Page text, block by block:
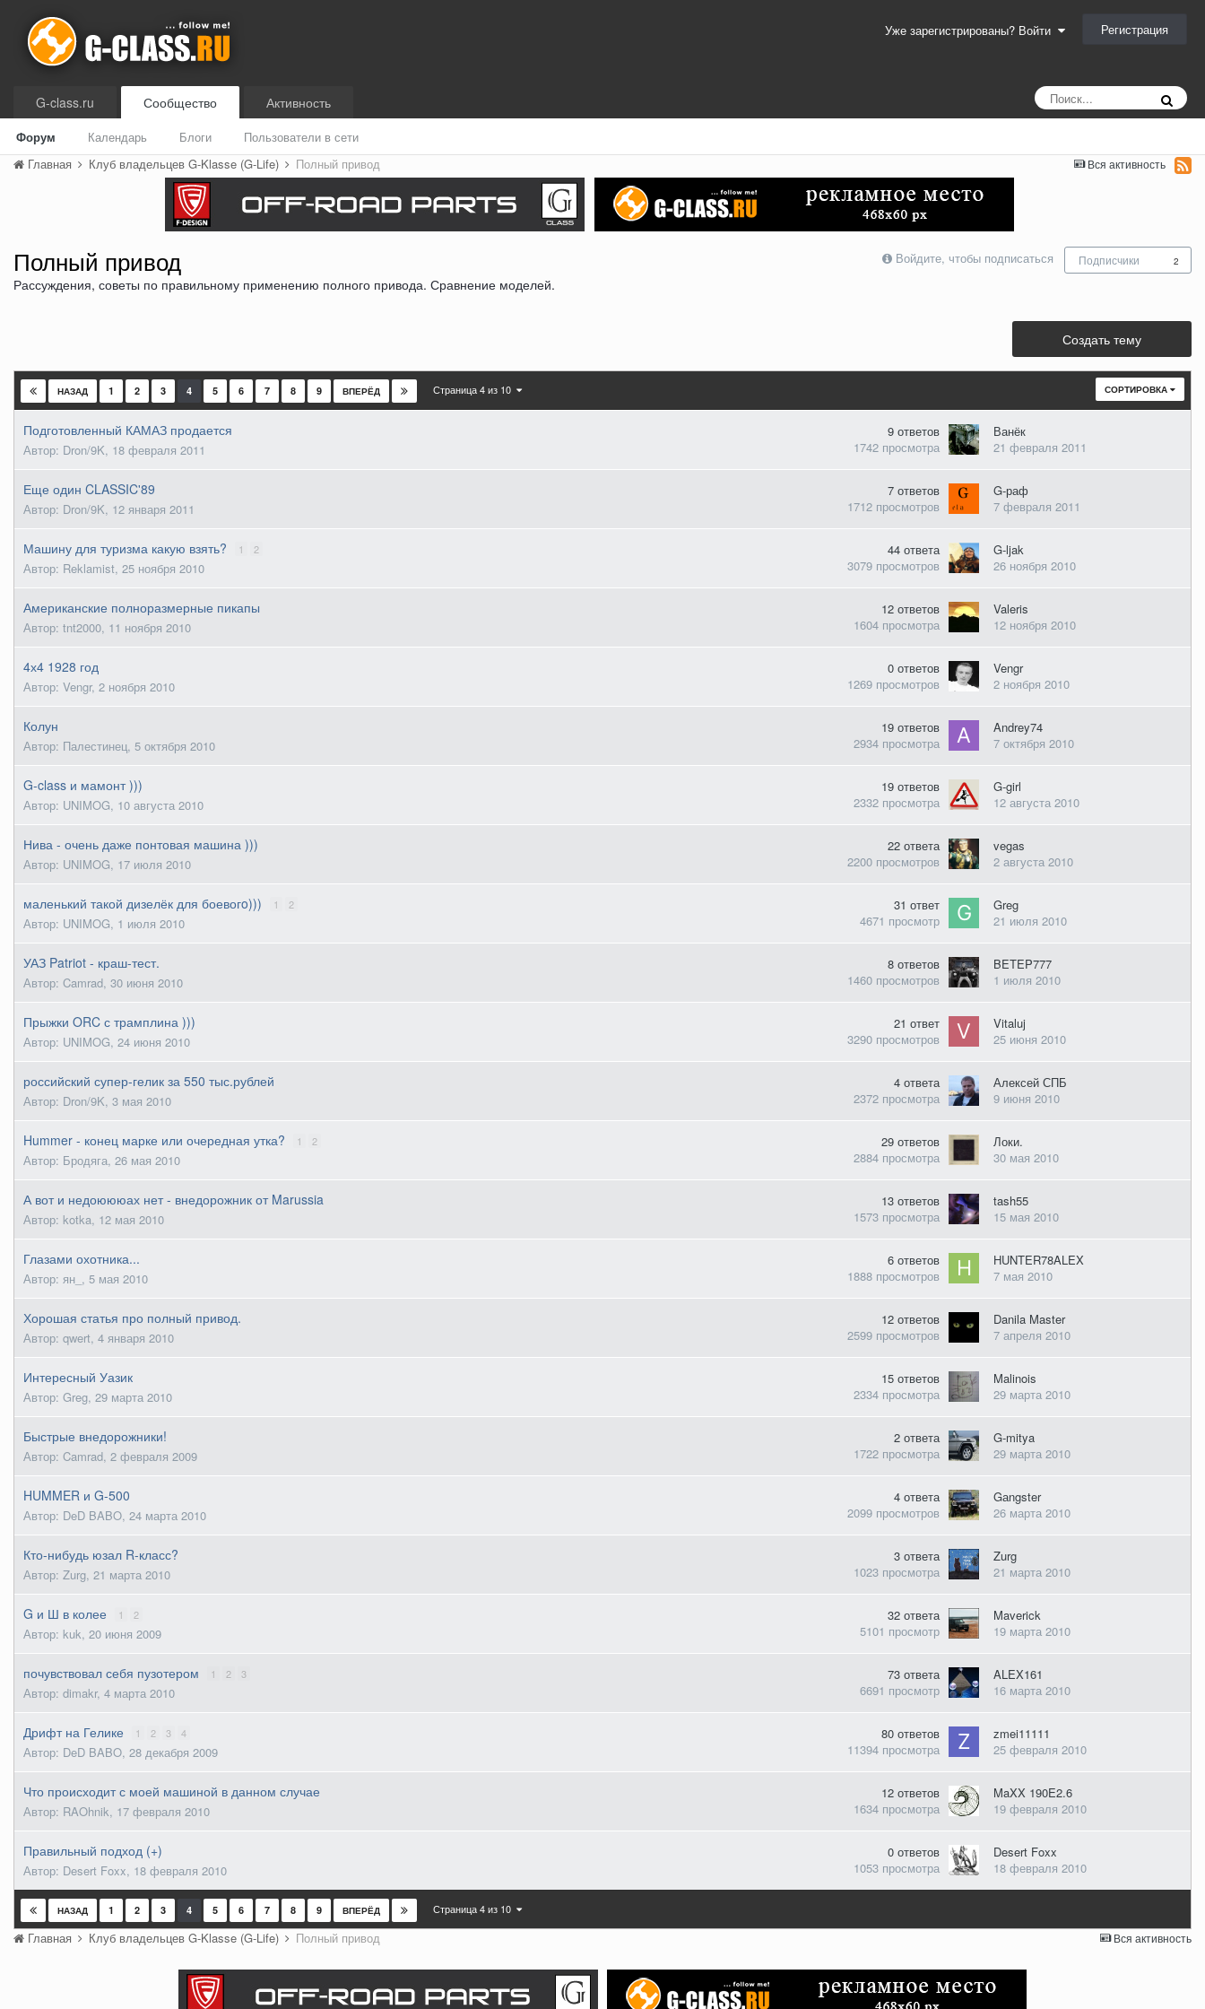
Уже зарегистрированы? Войти Регистрация
G-class.ru Сообщество
Форум Календарь Блоги Пользователи в сети
Активность
Вся активность
Главная Клуб владельцев G-Klasse (G-Life) Полный привод
Полный привод Войдите, чтобы подписаться Подписчики 2
Рассуждения, советы по правильному применению полного привода. Сравнение моделей.
Создать тему
СОРТИРОВКА
НАЗАД 1 2 3 4 5 6 7 8 9 ВПЕРЁД Страница 4 из 10
Подготовленный КАМАЗ продается
Автор: Dron/9K, 18 февраля 2011
9 ответов
1742 просмотра
Ванёк
21 февраля 2011
Еще один CLASSIC'89
Автор: Dron/9K, 12 января 2011
7 ответов
1712 просмотров
G-раф
7 февраля 2011
Машину для туризма какую взять? 1 2
Автор: Reklamist, 25 ноября 2010
44 ответа
3079 просмотров
G-ljak
26 ноября 2010
Американские полноразмерные пикапы
Автор: tnt2000, 11 ноября 2010
12 ответов
1604 просмотра
Valeris
12 ноября 2010
4х4 1928 год
Автор: Vengr, 2 ноября 2010
0 ответов
1269 просмотров
Vengr
2 ноября 2010
Колун
Автор: Палестинец, 5 октября 2010
19 ответов
2934 просмотра
Andrey74
7 октября 2010
G-class и мамонт )))
Автор: UNIMOG, 10 августа 2010
19 ответов
2332 просмотра
G-girl
12 августа 2010
Нива - очень даже понтовая машина )))
Автор: UNIMOG, 17 июля 2010
22 ответа
2200 просмотров
vegas
2 августа 2010
маленький такой дизелёк для боевогo))) 1 2
Автор: UNIMOG, 1 июля 2010
31 ответ
4671 просмотр
Greg
21 июля 2010
УАЗ Patriot - краш-тест.
Автор: Camrad, 30 июня 2010
8 ответов
1460 просмотров
BETEP777
1 июля 2010
Прыжки ORC с трамплина )))
Автор: UNIMOG, 24 июня 2010
21 ответ
3290 просмотров
Vitaluj
25 июня 2010
российский супер-гелик за 550 тыс.рублей
Автор: Dron/9K, 3 мая 2010
4 ответа
2372 просмотра
Алексей СПБ
9 июня 2010
Hummer - конец марке или очередная утка? 1 2
Автор: Бродяга, 26 мая 2010
29 ответов
2884 просмотра
Локи.
30 мая 2010
А вот и недоюююах нет - внедорожник от Marussia
Автор: kotka, 12 мая 2010
13 ответов
1573 просмотра
tash55
15 мая 2010
Глазами охотника...
Автор: ян_, 5 мая 2010
6 ответов
1888 просмотров
HUNTER78ALEX
7 мая 2010
Хорошая статья про полный привод.
Автор: qwert, 4 января 2010
12 ответов
2599 просмотров
Danila Master
7 апреля 2010
Интересный Уазик
Автор: Greg, 29 марта 2010
15 ответов
2334 просмотра
Malinois
29 марта 2010
Быстрые внедорожники!
Автор: Camrad, 2 февраля 2009
2 ответа
1722 просмотра
G-mitya
29 марта 2010
HUMMER и G-500
Автор: DeD BABO, 24 марта 2010
4 ответа
2099 просмотров
Gаngster
26 марта 2010
Кто-нибудь юзал R-класс?
Автор: Zurg, 21 марта 2010
3 ответа
1023 просмотра
Zurg
21 марта 2010
G и Ш в колее 1 2
Автор: kuk, 20 июня 2009
32 ответа
5101 просмотр
Maverick
19 марта 2010
почувствовал себя пузотером 1 2 3
Автор: dimakr, 4 марта 2010
73 ответа
6691 просмотр
ALEX161
16 марта 2010
Дрифт на Гелике 1 2 3 4
Автор: DeD BABO, 28 декабря 2009
80 ответов
11394 просмотра
zmei11111
25 февраля 2010
Что происходит с моей машиной в данном случае
Автор: RAOhnik, 17 февраля 2010
12 ответов
1634 просмотра
MaXX 190E2.6
19 февраля 2010
Правильный подход (+)
Автор: Desert Foxx, 18 февраля 2010
0 ответов
1053 просмотра
Desert Foxx
18 февраля 2010
НАЗАД 1 2 3 4 5 6 7 8 9 ВПЕРЁД Страница 4 из 10
Вся активность
Главная Клуб владельцев G-Klasse (G-Life) Полный привод